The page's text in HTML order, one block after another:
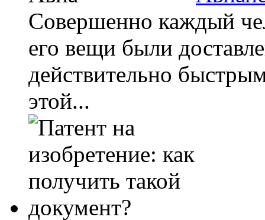
Совершенно каждый
его вещи были
действительно
этой...